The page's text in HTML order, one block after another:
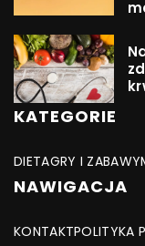
KATEGORIE
DIETAGRY I ZABAWY
NAWIGACJA
KONTAKTPOLITYKA